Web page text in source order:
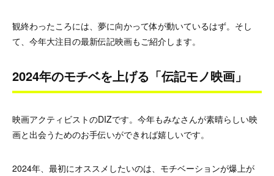
観終わったころには、夢に向かって体が動いているはず。そし
て、今年大注目の最新伝記映画もご紹介します。
2024年のモチベを上げる「伝記モノ映画」
映画アクティビストのDIZです。今年もみなさんが素晴らしい映
画と出会うためのお手伝いができれば嬉しいです。
2024年、最初にオススメしたいのは、モチベーションが爆上が